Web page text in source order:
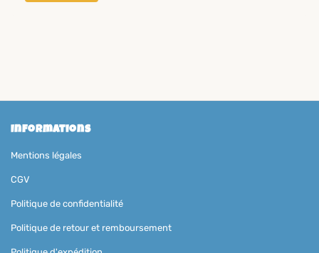
Informations
Mentions légales
CGV
Politique de confidentialité
Politique de retour et remboursement